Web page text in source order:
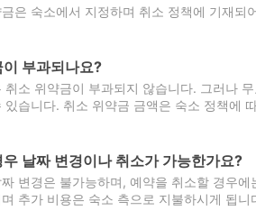
은 숙소에서 지정하며 취소 정책에 기재
부과되나요?
취소 위약금이 부과되지 않습니다. 그러나
있습니다. 취소 위약금 금액은 숙소 정책에
날짜 변경이나 취소가 가능한가요?
변경은 불가능하며, 예약을 취소할 경우
추가 비용은 숙소 측으로 지불하시게 됩니